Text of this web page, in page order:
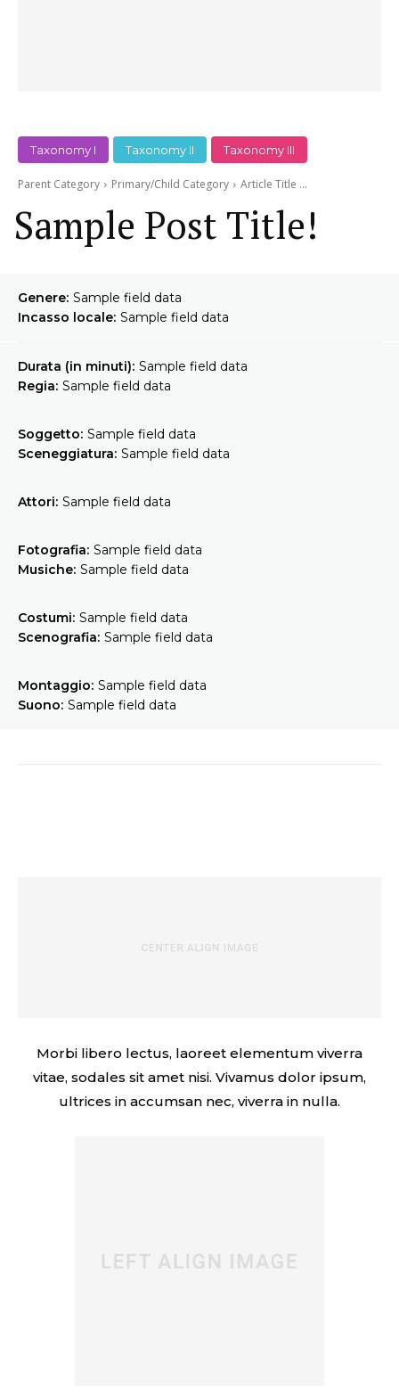
Taxonomy I Taxonomy II Taxonomy III
Parent Category Primary/Child Category Article Title ...
Sample Post Title!
Genere: Sample field data
Incasso locale: Sample field data
Durata (in minuti): Sample field data
Regia: Sample field data
Soggetto: Sample field data
Sceneggiatura: Sample field data
Attori: Sample field data
Fotografia: Sample field data
Musiche: Sample field data
Costumi: Sample field data
Scenografia: Sample field data
Montaggio: Sample field data
Suono: Sample field data
Morbi libero lectus, laoreet elementum viverra
vitae, sodales sit amet nisi. Vivamus dolor ipsum,
ultrices in accumsan nec, viverra in nulla.